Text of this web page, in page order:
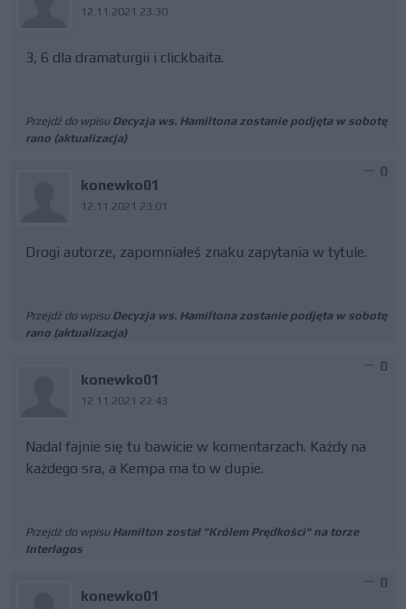
12.11.2021 23:30
3, 6 dla dramaturgii i clickbaita.
Przejdź do wpisu Decyzja ws. Hamiltona zostanie podjęta w sobotę
rano (aktualizacja)
konewko01
12.11.2021 23:01
0
Drogi autorze, zapomniałeś znaku zapytania w tytule.
Przejdź do wpisu Decyzja ws. Hamiltona zostanie podjęta w sobotę
rano (aktualizacja)
konewko01
12.11.2021 22:43
0
Nadal fajnie się tu bawicie w komentarzach. Każdy na
każdego sra, a Kempa ma to w dupie.
Przejdź do wpisu Hamilton został "Królem Prędkości" na torze
Interlagos
konewko01
0